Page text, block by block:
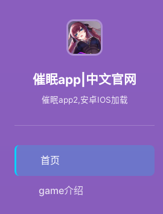
催眠app|中文官网
催眠app2,安卓IOS加载
首页
game介绍